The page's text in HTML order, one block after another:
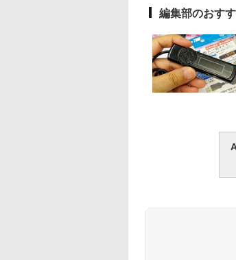
編集部のおす